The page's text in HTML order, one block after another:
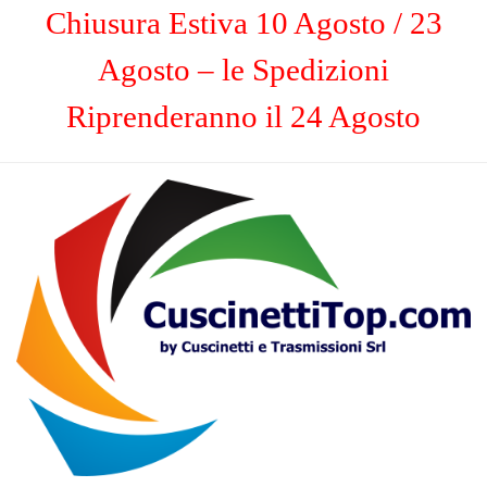
Chiusura Estiva 10 Agosto / 23
Agosto – le Spedizioni
Riprenderanno il 24 Agosto